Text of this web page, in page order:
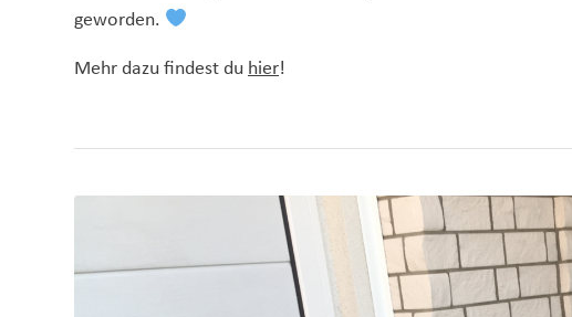
geworden.
Mehr dazu findest du hier!